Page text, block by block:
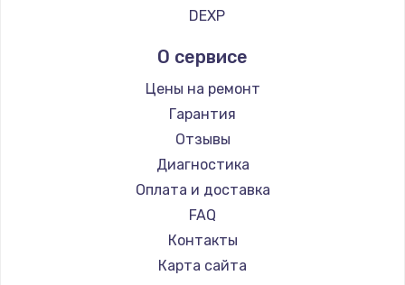
DEXP
О сервисе
Цены на ремонт
Гарантия
Отзывы
Диагностика
Оплата и доставка
FAQ
Контакты
Карта сайта